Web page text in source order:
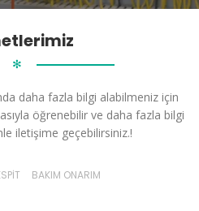
✻
daha fazla bilgi alabilmeniz için
öğrenebilir ve daha fazla bilgi
iletişime geçebilirsiniz.!
BAKIM ONARIM